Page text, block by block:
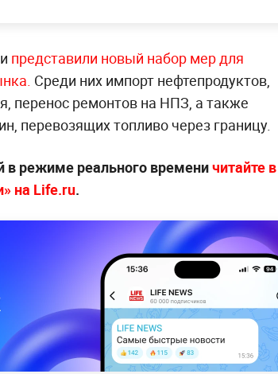
представили новый набор мер для
Среди них импорт нефтепродуктов,
перенос ремонтов на НПЗ, а также
перевозящих топливо через границу.
в режиме реального временичитайте в
на Life.ru.